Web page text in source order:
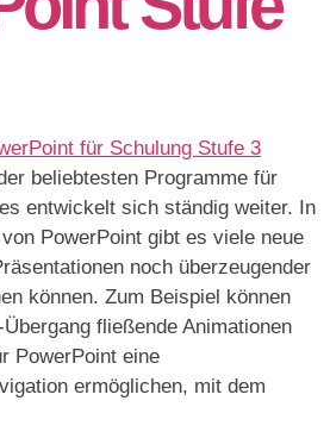
beliebtesten Programme für
entwickelt sich ständig weiter. In
PowerPoint gibt es viele neue
noch überzeugender
können. Zum Beispiel können
fließende Animationen
PowerPoint eine
ermöglichen, mit dem